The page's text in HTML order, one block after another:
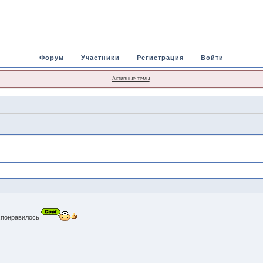
Форум Участники Регистрация Войти
Активные темы